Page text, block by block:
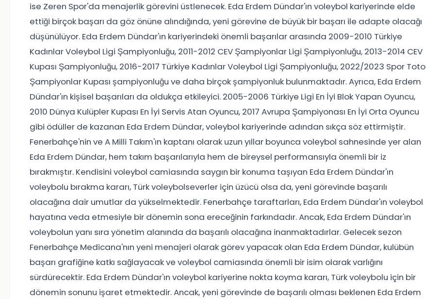
ise Zeren Spor'da menajerlik görevini üstlenecek. Eda Erdem Dündar'ın voleybol kariyerinde elde
ettiği birçok başarı da göz önüne alındığında, yeni görevine de büyük bir başarı ile adapte olacağı
düşünülüyor. Eda Erdem Dündar'ın kariyerindeki önemli başarılar arasında 2009-2010 Türkiye
Kadınlar Voleybol Ligi Şampiyonluğu, 2011-2012 CEV Şampiyonlar Ligi Şampiyonluğu, 2013-2014 CEV
Kupası Şampiyonluğu, 2016-2017 Türkiye Kadınlar Voleybol Ligi Şampiyonluğu, 2022/2023 Spor Toto
Şampiyonlar Kupası şampiyonluğu ve daha birçok şampiyonluk bulunmaktadır. Ayrıca, Eda Erdem
Dündar'ın kişisel başarıları da oldukça etkileyici. 2005-2006 Türkiye Ligi En İyi Blok Yapan Oyuncu,
2010 Dünya Kulüpler Kupası En İyi Servis Atan Oyuncu, 2017 Avrupa Şampiyonası En İyi Orta Oyuncu
gibi ödüller de kazanan Eda Erdem Dündar, voleybol kariyerinde adından sıkça söz ettirmiştir.
Fenerbahçe'nin ve A Milli Takım'ın kaptanı olarak uzun yıllar boyunca voleybol sahnesinde yer alan
Eda Erdem Dündar, hem takım başarılarıyla hem de bireysel performansıyla önemli bir iz
bırakmıştır. Kendisini voleybol camiasında saygın bir konuma taşıyan Eda Erdem Dündar'ın
voleybolu bırakma kararı, Türk voleybolseverler için üzücü olsa da, yeni görevinde başarılı
olacağına dair umutlar da yükselmektedir. Fenerbahçe taraftarları, Eda Erdem Dündar'ın voleybol
hayatına veda etmesiyle bir dönemin sona ereceğinin farkındadır. Ancak, Eda Erdem Dündar'ın
voleybolun yanı sıra yönetim alanında da başarılı olacağına inanmaktadırlar. Gelecek sezon
Fenerbahçe Medicana'nın yeni menajeri olarak görev yapacak olan Eda Erdem Dündar, kulübün
başarı grafiğine katkı sağlayacak ve voleybol camiasında önemli bir isim olarak varlığını
sürdürecektir. Eda Erdem Dündar'ın voleybol kariyerine nokta koyma kararı, Türk voleybolu için bir
dönemin sonunu işaret etmektedir. Ancak, yeni görevinde de başarılı olması beklenen Eda Erdem